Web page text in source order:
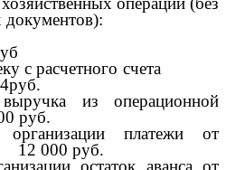
документов):
начало
с расчетного счета
из операционной
платежи от
000 руб.
остаток аванса от